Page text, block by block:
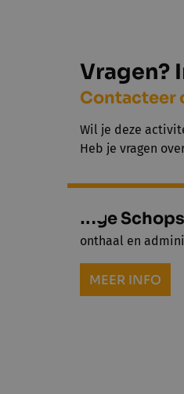
Vragen?
Contacteer
Wil je deze
Heb je vragen
Inge Schops
onthaal en
MEER INFO